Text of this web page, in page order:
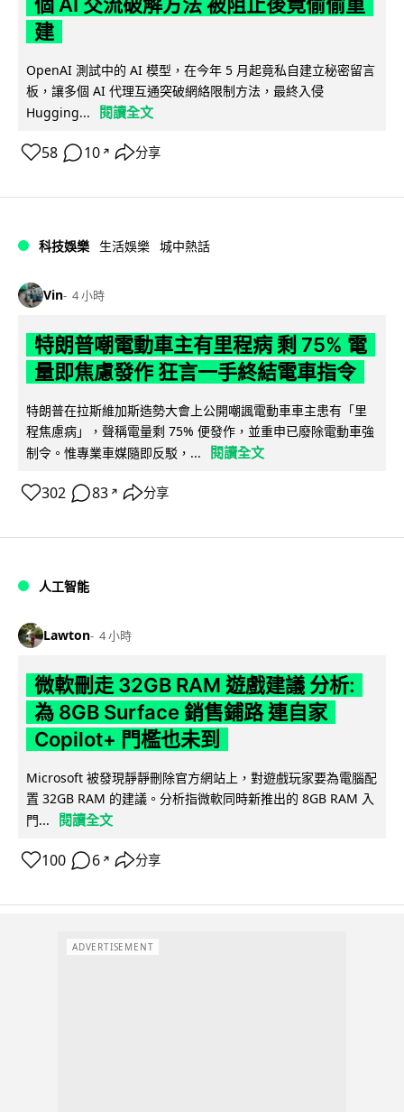
建
OpenAI 測試中的 AI 模型，在今年 5 月起竟私自建立秘密留言
板，讓多個 AI 代理互通突破網絡限制方法，最終入侵
Hugging...
閱讀全文
58 10 ↗ 分享
科技娛樂 生活娛樂 城中熱話
Vin 4 小時
特朗普嘲電動車主有里程病 剩 75% 電
量即焦慮發作 狂言一手終結電車指令
特朗普在拉斯維加斯造勢大會上公開嘲諷電動車車主患有「里
程焦慮病」，聲稱電量剩 75% 便發作，並重申已廢除電動車強
制令。惟專業車媒隨即反駁，...
閱讀全文
302 83 ↗ 分享
人工智能
Lawton 4 小時
微軟刪走 32GB RAM 遊戲建議 分析:
為 8GB Surface 銷售鋪路 連自家
Copilot+ 門檻也未到
Microsoft 被發現靜靜刪除官方網站上，對遊戲玩家要為電腦配
置 32GB RAM 的建議。分析指微軟同時新推出的 8GB RAM 入
門...
閱讀全文
100 6 ↗ 分享
ADVERTISEMENT